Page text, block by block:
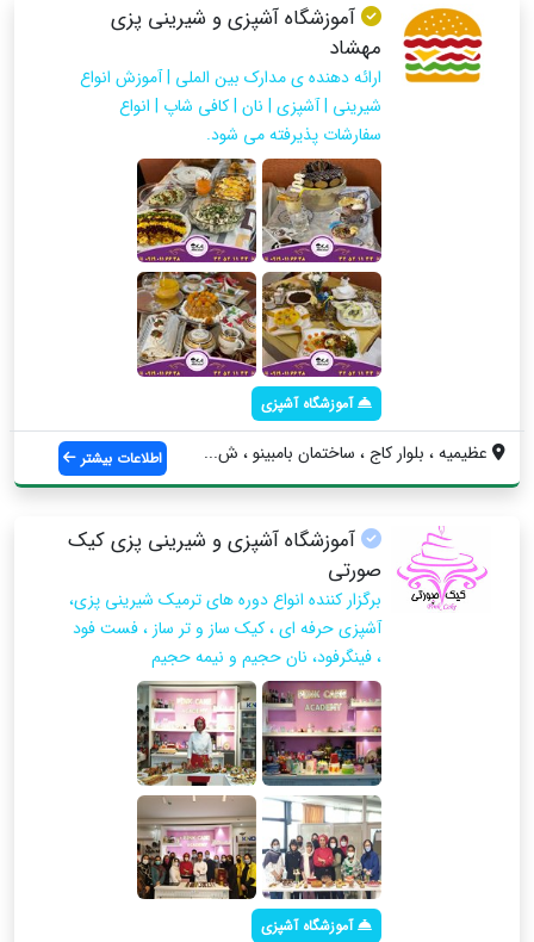
آموزشگاه آشپزی و شیرینی پزی
مهشاد
ارائه دهنده ی مدارک بین الملی | آموزش انواع
شیرینی | آشپزی | نان | کافی شاپ | انواع
سفارشات پذیرفته می شود.
آموزشگاه آشپزی
عظیمیه ، بلوار کاج ، ساختمان بامبینو ، ش... اطلاعات بیشتر
آموزشگاه آشپزی و شیرینی پزی کیک
صورتی
برگزار کننده انواع دوره های ترمیک شیرینی پزی،
آشپزی حرفه ای ، کیک ساز و تر ساز ، فست فود
، فینگرفود، نان حجیم و نیمه حجیم
آموزشگاه آشپزی